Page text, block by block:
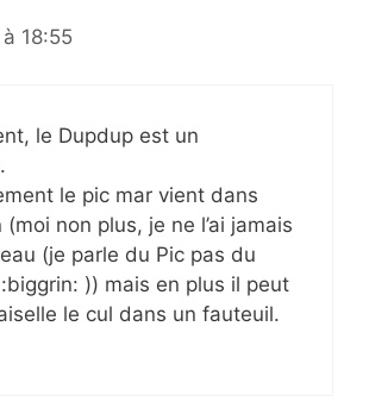
18:55
le Dupdup est un
le pic mar vient dans
non plus, je ne l’ai jamais
(je parle du Pic pas du
)) mais en plus il peut
le cul dans un fauteuil.